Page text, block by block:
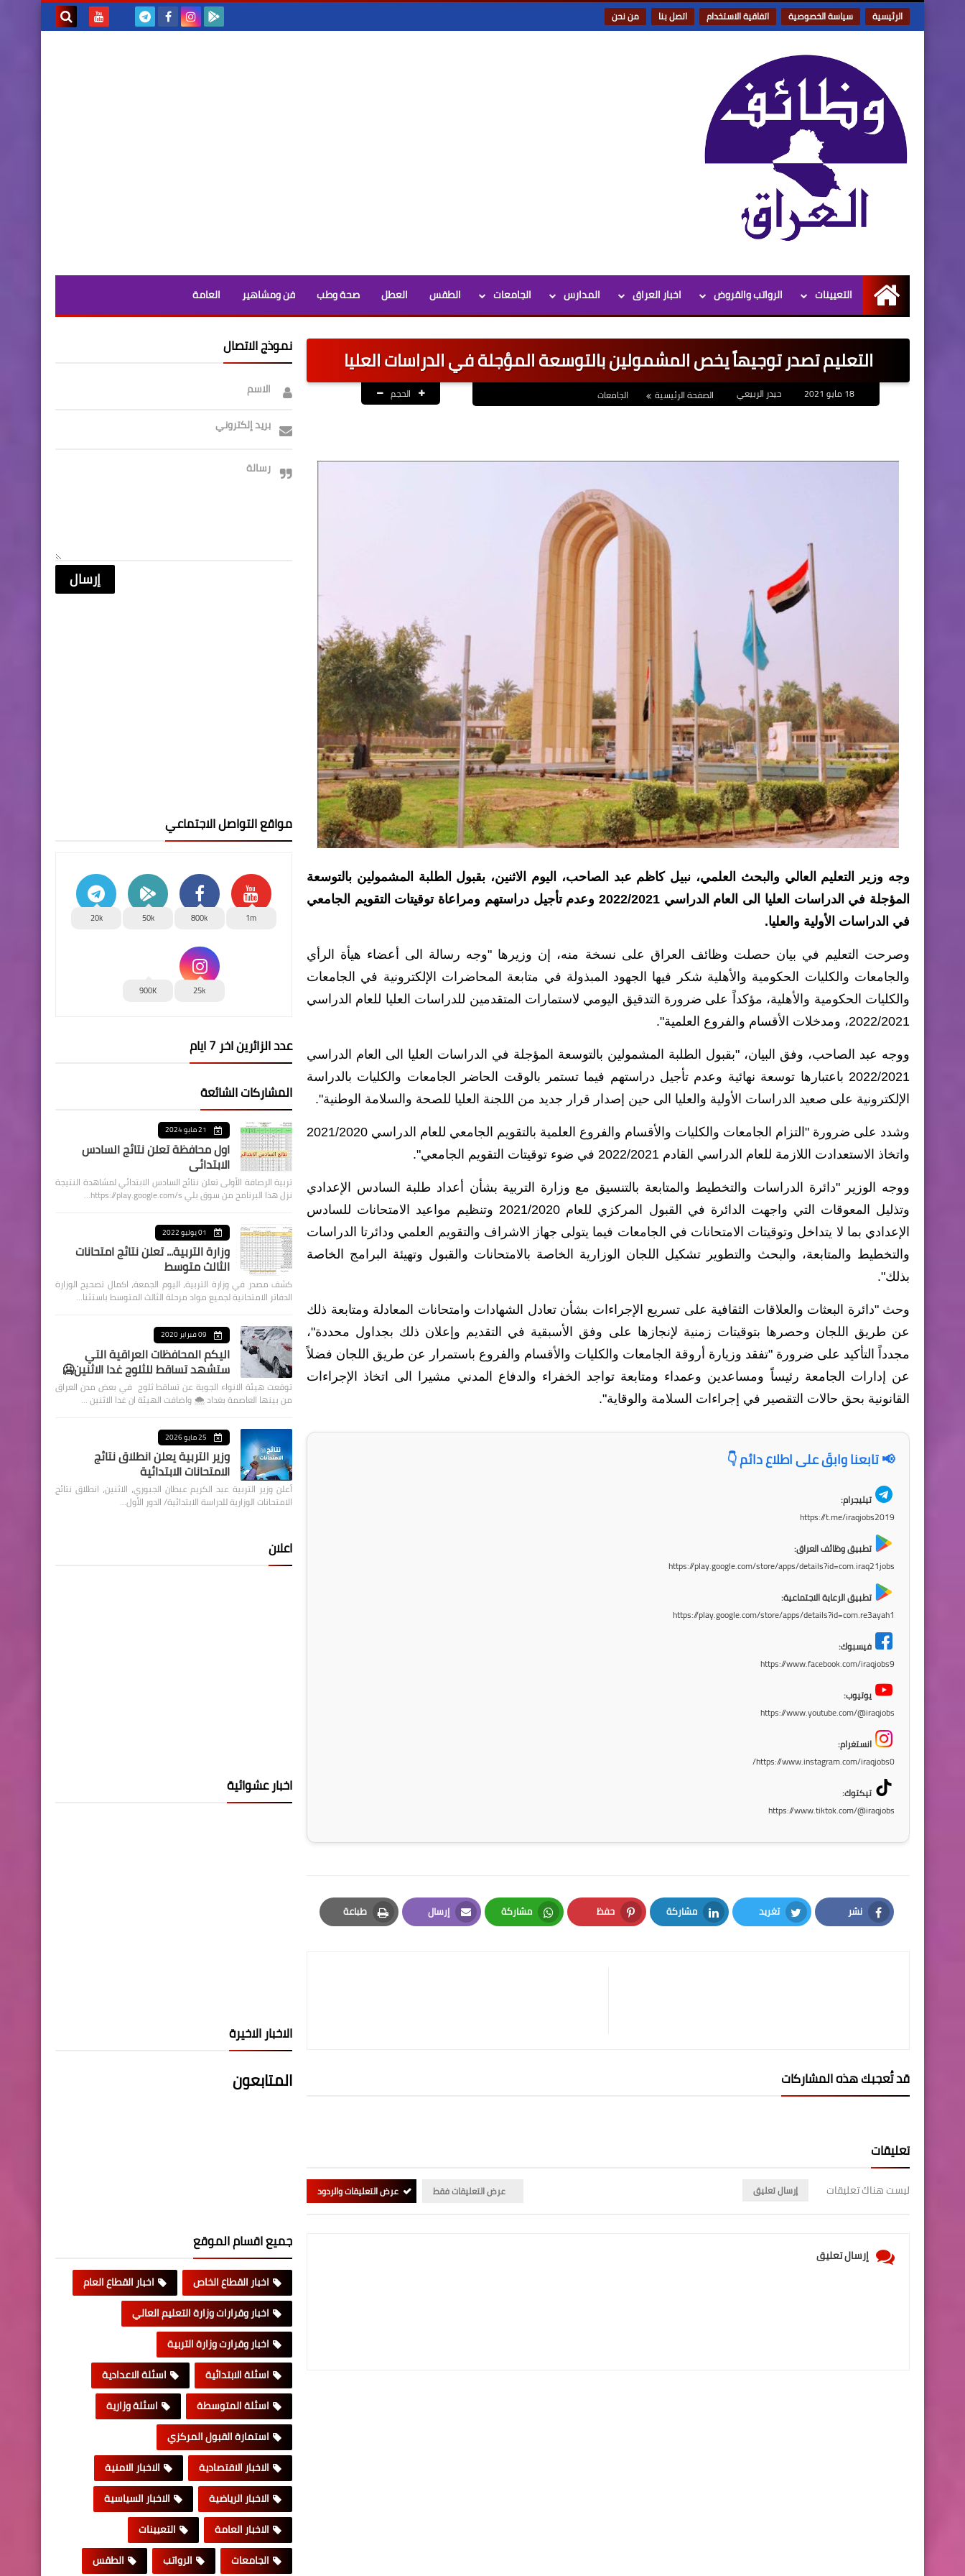
الرئيسية سياسة الخصوصية اتفاقية الاستخدام اتصل بنا من نحن
الرئيسية
التعيينات الرواتب والقروض اخبار العراق المدارس الجامعات الطقس العطل صحة وطب فن ومشاهير العامة
التعليم تصدر توجيهاً يخص المشمولين بالتوسعة المؤجلة في الدراسات العليا
حيدر الربيعي الصفحة الرئيسية الجامعات الحجم
وجه وزير التعليم العالي والبحث العلمي، نبيل كاظم عبد الصاحب، اليوم الاثنين، بقبول الطلبة المشمولين بالتوسعة
المؤجلة في الدراسات العليا الى العام الدراسي 2022/2021 وعدم تأجيل دراستهم ومراعاة توقيتات التقويم الجامعي
في الدراسات الأولية والعليا.
وصرحت التعليم في بيان حصلت وظائف العراق على نسخة منه، إن وزيرها "وجه رسالة الى أعضاء هيأة الرأي
والجامعات والكليات الحكومية والأهلية شكر فيها الجهود المبذولة في متابعة المحاضرات الإلكترونية في الجامعات
والكليات الحكومية والأهلية، مؤكداً على ضرورة التدقيق اليومي لاستمارات المتقدمين للدراسات العليا للعام الدراسي
2022/2021، ومدخلات الأقسام والفروع العلمية".
ووجه عبد الصاحب، وفق البيان، "بقبول الطلبة المشمولين بالتوسعة المؤجلة في الدراسات العليا الى العام الدراسي
2022/2021 باعتبارها توسعة نهائية وعدم تأجيل دراستهم فيما تستمر بالوقت الحاضر الجامعات والكليات بالدراسة
الإلكترونية على صعيد الدراسات الأولية والعليا الى حين إصدار قرار جديد من اللجنة العليا للصحة والسلامة الوطنية".
وشدد على ضرورة "التزام الجامعات والكليات والأقسام والفروع العلمية بالتقويم الجامعي للعام الدراسي 2021/2020
واتخاذ الاستعدادت اللازمة للعام الدراسي القادم 2022/2021 في ضوء توقيتات التقويم الجامعي".
ووجه الوزير "دائرة الدراسات والتخطيط والمتابعة بالتنسيق مع وزارة التربية بشأن أعداد طلبة السادس الإعدادي
وتذليل المعوقات التي واجهت الدائرة في القبول المركزي للعام 2021/2020 وتنظيم مواعيد الامتحانات للسادس
الإعدادي بما لا يتداخل وتوقيتات الامتحانات في الجامعات فيما يتولى جهاز الاشراف والتقويم العلمي ودائرتا الدراسات
والتخطيط والمتابعة، والبحث والتطوير تشكيل اللجان الوزارية الخاصة بالامتحانات والقبول وتهيئة البرامج الخاصة
بذلك".
وحث "دائرة البعثات والعلاقات الثقافية على تسريع الإجراءات بشأن تعادل الشهادات وامتحانات المعادلة ومتابعة ذلك
عن طريق اللجان وحصرها بتوقيتات زمنية لإنجازها على وفق الأسبقية في التقديم وإعلان ذلك بجداول محددة"،
مجدداً التأكيد على ضرورة "تفقد وزيارة أروقة الجامعات والكليات والأقسام والفروع باستمرار عن طريق اللجان فضلاً
عن إدارات الجامعة رئيساً ومساعدين وعمداء ومتابعة تواجد الخفراء والدفاع المدني مشيرا الى اتخاذ الإجراءات
القانونية بحق حالات التقصير في إجراءات السلامة والوقاية".
📢 تابعنا وابقَ على اطلاع دائم 👇
تيليجرام:
https://t.me/iraqjobs2019
تطبيق وظائف العراق:
https://play.google.com/store/apps/details?id=com.iraq21jobs
تطبيق الرعاية الاجتماعية:
https://play.google.com/store/apps/details?id=com.re3ayah1
فيسبوك:
https://www.facebook.com/iraqjobs9
يوتيوب:
https://www.youtube.com/@iraqjobs
انستغرام:
https://www.instagram.com/iraqjobs0/
تيكتوك:
https://www.tiktok.com/@iraqjobs
نشر
Facebook
تغريد
Twitter
مشاركة
LinkedIn
حفظ
Pinterest
مشاركة
Whatsapp
إرسال
Email
طباعة
Print
قد تُعجبك هذه المشاركات
تعليقات
ليست هناك تعليقات إرسال تعليق عرض التعليقات فقط عرض التعليقات والردود
إرسال تعليق
نموذج الاتصال
الاسم
بريد إلكتروني
رسالة
مواقع التواصل الاجتماعي
1m
800k
50k
20k
25k
900K
عدد الزائرين اخر 7 ايام
المشاركات الشائعة
21 مايو 2024
اول محافظة تعلن نتائج السادس
الابتدائي
تربية الرصافة الأولى تعلن نتائج السادس الابتدائي لمشاهدة النتيجة
نزل هذا البرنامج من سوق بلي https://play.google.com/s…
01 يوليو 2022
وزارة التربية... تعلن نتائج امتحانات
الثالث متوسط
كشف مصدر في وزارة التربية، اليوم الجمعة، اكمال تصحيح الوزارة
الدفاتر الامتحانية لجميع مواد مرحلة الثالث المتوسط باستثنا…
09 فبراير 2020
اليكم المحافظات العراقية التي
ستشهد تساقط للثلوج غدا الاثنين🥶
توقعت هيئة الانواء الجوية عن تساقط ثلوج في بعض مدن العراق
من بينها العاصمة بغداد ⁦🌨️⁩ واضافت الهيئة ان غدا الاثنين …
25 مايو 2026
وزير التربية يعلن انطلاق نتائج
الامتحانات الابتدائية
أعلن وزير التربية عبد الكريم عبطان الجبوري، الاثنين، انطلاق نتائج
الامتحانات الوزارية للدراسة الابتدائية/ الدور الأول…
اعلان
اخبار عشوائية
الاخبار الاخيرة
المتابعون
جميع اقسام الموقع
اخبار القطاع الخاص
اخبار القطاع العام
اخبار وقرارات وزارة التعليم العالي
اخبار وقرارت وزارة التربية
اسئلة الابتدائية
اسئلة الاعدادية
اسئلة المتوسطة
اسئلة وزارية
استمارة القبول المركزي
الاخبار الاقتصادية
الاخبار الامنية
الاخبار الرياضية
الاخبار السياسية
الاخبار العامة
التعيينات
الجامعات
الرواتب الطقس